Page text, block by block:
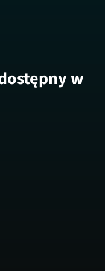
w